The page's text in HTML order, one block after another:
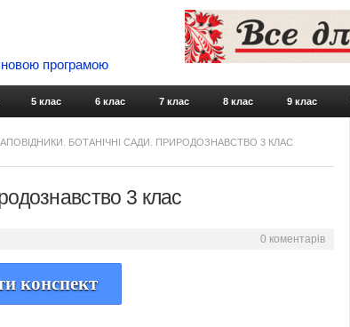
новою програмою
Skip to content
5 клас 6 клас 7 клас 8 клас 9 клас
БОТАНІЧНІ САДИ. ПРИРОДОЗНАВСТВО 3 КЛАС
3 клас
0 коментарів
конспект